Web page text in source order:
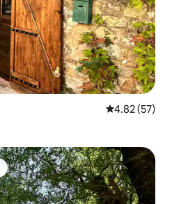
Calificación
4.82 (57)